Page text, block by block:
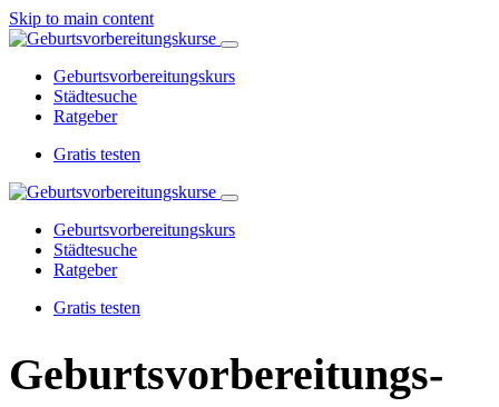
Skip to main content
Geburtsvorbereitungskurs
Städtesuche
Ratgeber
Gratis testen
Geburtsvorbereitungskurs
Städtesuche
Ratgeber
Gratis testen
Geburtsvorbereitungs­